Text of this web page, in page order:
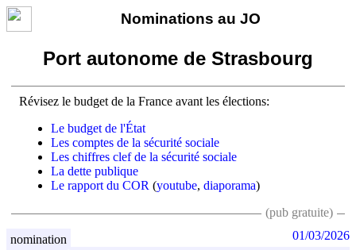
Nominations au JO
Port autonome de Strasbourg
Révisez le budget de la France avant les élections:
Le budget de l'État
Les comptes de la sécurité sociale
Les chiffres clef de la sécurité sociale
La dette publique
Le rapport du COR (youtube, diaporama)
(pub gratuite)
nomination 01/03/2026